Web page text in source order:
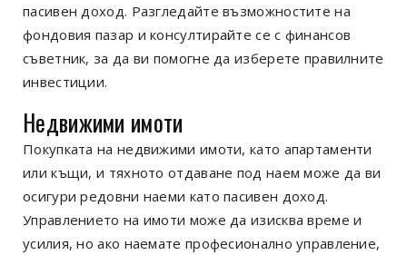
пасивен доход. Разгледайте възможностите на
фондовия пазар и консултирайте се с финансов
съветник, за да ви помогне да изберете правилните
инвестиции.
Недвижими имоти
Покупката на недвижими имоти, като апартаменти
или къщи, и тяхното отдаване под наем може да ви
осигури редовни наеми като пасивен доход.
Управлението на имоти може да изисква време и
усилия, но ако наемате професионално управление,